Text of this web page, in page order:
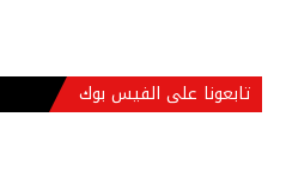
تابعونا على الفيس بوك